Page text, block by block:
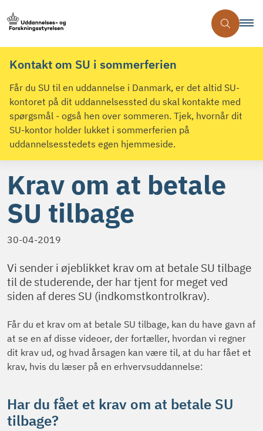
Kontakt om SU i sommerferien
Får du SU til en uddannelse i Danmark, er det altid SU-
kontoret på dit uddannelsessted du skal kontakte med
spørgsmål - også hen over sommeren. Tjek, hvornår dit
SU-kontor holder lukket i sommerferien på
uddannelsesstedets egen hjemmeside.
Krav om at betale
SU tilbage
30-04-2019
Vi sender i øjeblikket krav om at betale SU tilbage
til de studerende, der har tjent for meget ved
siden af deres SU (indkomstkontrolkrav).
Får du et krav om at betale SU tilbage, kan du have gavn af
at se en af disse videoer, der fortæller, hvordan vi regner
dit krav ud, og hvad årsagen kan være til, at du har fået et
krav, hvis du læser på en erhvervsuddannelse:
Har du fået et krav om at betale SU
tilbage?